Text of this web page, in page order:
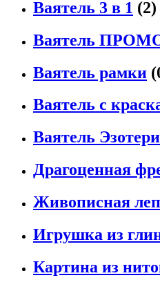
Ваятель 3 в 1 (2)
Ваятель
Ваятель рамки
Ваятель с
Ваятель
Драгоценная
Живописная
Игрушка из
Картина из